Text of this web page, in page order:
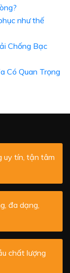
như thế
Chống Bạc
Có Quan Trọng
uy tín, tận tâm
đa dạng,
chất lượng